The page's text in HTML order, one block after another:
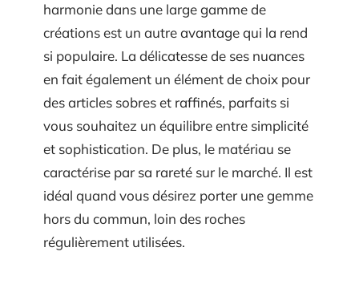
harmonie dans une large gamme de
créations est un autre avantage qui la rend
si populaire. La délicatesse de ses nuances
en fait également un élément de choix pour
des articles sobres et raffinés, parfaits si
vous souhaitez un équilibre entre simplicité
et sophistication. De plus, le matériau se
caractérise par sa rareté sur le marché. Il est
idéal quand vous désirez porter une gemme
hors du commun, loin des roches
régulièrement utilisées.